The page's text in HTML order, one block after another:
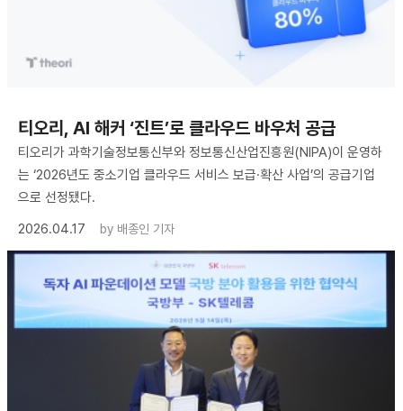
티오리, AI 해커 ‘진트’로 클라우드 바우처 공급
티오리가 과학기술정보통신부와 정보통신산업진흥원(NIPA)이 운영하
는 ‘2026년도 중소기업 클라우드 서비스 보급·확산 사업’의 공급기업
으로 선정됐다.
2026.04.17
by 배종인 기자